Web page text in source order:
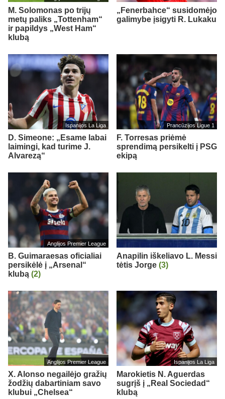
M. Solomonas po trijų
metų paliks „Tottenham“
ir papildys „West Ham“
klubą
„Fenerbahce“ susidomėjo
galimybe įsigyti R. Lukaku
Ispanijos La Liga
D. Simeone: „Esame labai
laimingi, kad turime J.
Alvarezą“
Prancūzijos Ligue 1
F. Torresas priėmė
sprendimą persikelti į PSG
ekipą
Anglijos Premier League
B. Guimaraesas oficialiai
persikėlė į „Arsenal“
klubą (2)
Anapilin iškeliavo L. Messi
tėtis Jorge (3)
Anglijos Premier League
X. Alonso negailėjo gražių
žodžių dabartiniam savo
klubui „Chelsea“
Ispanijos La Liga
Marokietis N. Aguerdas
sugrįš į „Real Sociedad“
klubą